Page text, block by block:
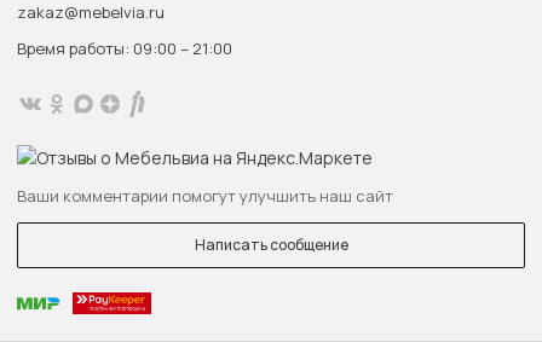
zakaz@mebelvia.ru
Время работы: 09:00 – 21:00
Ваши комментарии помогут улучшить наш сайт
Написать сообщение